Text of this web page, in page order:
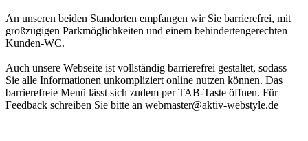
An unseren beiden Standorten empfangen wir Sie barrierefrei, mit
großzügigen Parkmöglichkeiten und einem behindertengerechten
Kunden-WC.
Auch unsere Webseite ist vollständig barrierefrei gestaltet, sodass
Sie alle Informationen unkompliziert online nutzen können. Das
barrierefreie Menü lässt sich zudem per TAB-Taste öffnen. Für
Feedback schreiben Sie bitte an webmaster@aktiv-webstyle.de